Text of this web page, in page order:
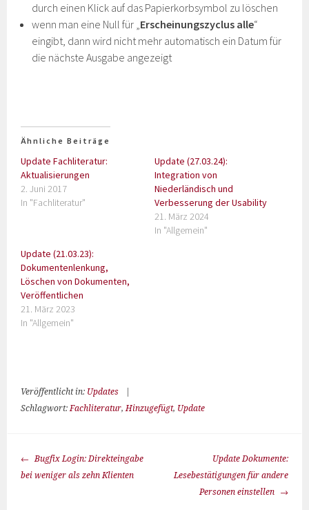
durch einen Klick auf das Papierkorbsymbol zu löschen
wenn man eine Null für „Erscheinungszyclus alle“
eingibt, dann wird nicht mehr automatisch ein Datum für
die nächste Ausgabe angezeigt
Ähnliche Beiträge
Update Fachliteratur:
Aktualisierungen
2. Juni 2017
In "Fachliteratur"
Update (27.03.24):
Integration von
Niederländisch und
Verbesserung der Usability
21. März 2024
In "Allgemein"
Update (21.03.23):
Dokumentenlenkung,
Löschen von Dokumenten,
Veröffentlichen
21. März 2023
In "Allgemein"
Veröffentlicht in: Updates
Schlagwort:Fachliteratur,Hinzugefügt, Update
Bugfix Login: Direkteingabe
bei weniger als zehn Klienten
Update Dokumente:
Lesebestätigungen für andere
Personen einstellen